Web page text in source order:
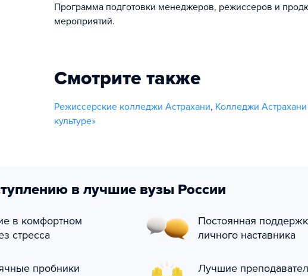
Программа подготовки менеджеров, режиссеров и
мероприятий.
Смотрите также
Режиссерские колледжи Астрахани, Колледжи
культуре»
в лучшие вузы России
в комфортном
стресса
Постоянная
личного наставника
пробники
Лучшие